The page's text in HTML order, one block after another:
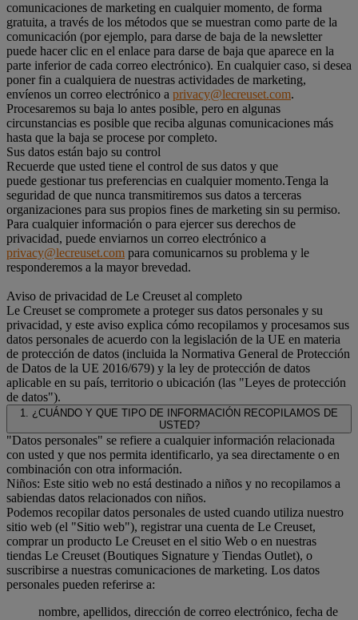
comunicaciones de marketing en cualquier momento, de forma
gratuita, a través de los métodos que se muestran como parte de la
comunicación (por ejemplo, para darse de baja de la newsletter
puede hacer clic en el enlace para darse de baja que aparece en la
parte inferior de cada correo electrónico). En cualquier caso, si desea
poner fin a cualquiera de nuestras actividades de marketing,
envíenos un correo electrónico a privacy@lecreuset.com.
Procesaremos su baja lo antes posible, pero en algunas
circunstancias es posible que reciba algunas comunicaciones más
hasta que la baja se procese por completo.
Sus datos están bajo su control
Recuerde que usted tiene el control de sus datos y que
puede gestionar tus preferencias en cualquier momento.Tenga la
seguridad de que nunca transmitiremos sus datos a terceras
organizaciones para sus propios fines de marketing sin su permiso.
Para cualquier información o para ejercer sus derechos de
privacidad, puede enviarnos un correo electrónico a
privacy@lecreuset.com para comunicarnos su problema y le
responderemos a la mayor brevedad.
Aviso de privacidad de Le Creuset al completo
Le Creuset se compromete a proteger sus datos personales y su
privacidad, y este aviso explica cómo recopilamos y procesamos sus
datos personales de acuerdo con la legislación de la UE en materia
de protección de datos (incluida la Normativa General de Protección
de Datos de la UE 2016/679) y la ley de protección de datos
aplicable en su país, territorio o ubicación (las "Leyes de protección
de datos").
1. ¿CUÁNDO Y QUE TIPO DE INFORMACIÓN RECOPILAMOS DE
USTED?
"Datos personales" se refiere a cualquier información relacionada
con usted y que nos permita identificarlo, ya sea directamente o en
combinación con otra información.
Niños: Este sitio web no está destinado a niños y no recopilamos a
sabiendas datos relacionados con niños.
Podemos recopilar datos personales de usted cuando utiliza nuestro
sitio web (el "Sitio web"), registrar una cuenta de Le Creuset,
comprar un producto Le Creuset en el sitio Web o en nuestras
tiendas Le Creuset (Boutiques Signature y Tiendas Outlet), o
suscribirse a nuestras comunicaciones de marketing. Los datos
personales pueden referirse a:
nombre, apellidos, dirección de correo electrónico, fecha de